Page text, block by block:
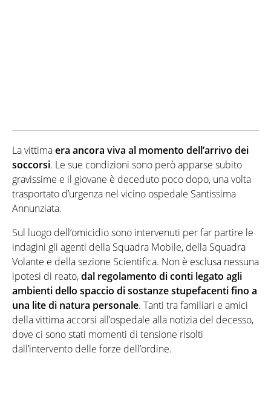
La vittimaera ancora viva al momento dell’arrivo dei
soccorsi. Le sue condizioni sono però apparse subito
gravissime e il giovane è deceduto poco dopo, una volta
trasportato d’urgenza nel vicino ospedale Santissima
Annunziata.
Sul luogo dell’omicidio sono intervenuti per far partire le
indagini gli agenti della Squadra Mobile, della Squadra
Volante e della sezione Scientifica. Non è esclusa nessuna
ipotesi di reato,dal regolamento di conti legato agli
ambienti dello spaccio di sostanze stupefacenti fino a
una lite di natura personale. Tanti tra familiari e amici
della vittima accorsi all’ospedale alla notizia del decesso,
dove ci sono stati momenti di tensione risolti
dall’intervento delle forze dell’ordine.